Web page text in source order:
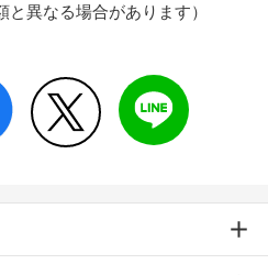
と異なる場合があります）